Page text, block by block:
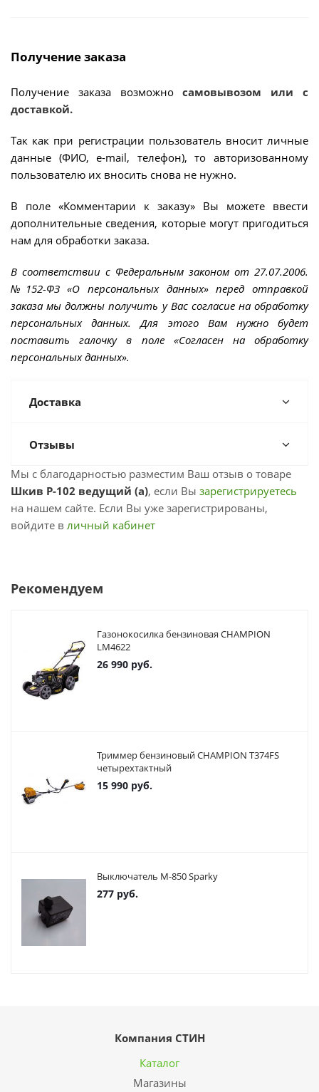
Получение заказа
Получение заказа возможносамовывозом или с
доставкой.
Так как при регистрации пользователь вносит личные
данные (ФИО, e-mail, телефон), то авторизованному
пользователю их вносить снова не нужно.
В поле «Комментарии к заказу» Вы можете ввести
дополнительные сведения, которые могут пригодиться
нам для обработки заказа.
В соответствии с Федеральным законом от 27.07.2006.
№152-ФЗ «О персональных данных» перед отправкой
заказа мы должны получить у Вас согласие на обработку
персональных данных. Для этого Вам нужно будет
поставить галочку в поле «Согласен на обработку
персональных данных».
Доставка
Отзывы
Мы с благодарностью разместим Ваш отзыв о товаре
Шкив Р-102 ведущий (а), если Вы зарегистрируетесь
на нашем сайте. Если Вы уже зарегистрированы,
войдите в личный кабинет
Рекомендуем
Газонокосилка бензиновая CHAMPION
LM4622
26 990 руб.
Триммер бензиновый CHAMPION T374FS
четырехтактный
15 990 руб.
Выключатель М-850 Sparky
277 руб.
Компания СТИН
Каталог
Магазины